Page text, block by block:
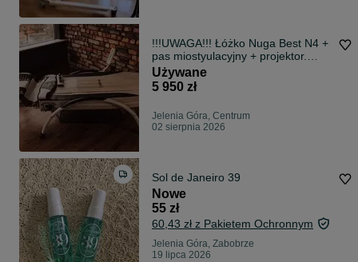
!!!UWAGA!!! Łóżko Nuga Best N4 +
pas miostyulacyjny + projektor.
POWYSTAWOWE!!!!
Używane
5 950 zł
Jelenia Góra, Centrum
02 sierpnia 2026
Sol de Janeiro 39
Nowe
55 zł
60,43 zł z Pakietem Ochronnym
Jelenia Góra, Zabobrze
19 lipca 2026